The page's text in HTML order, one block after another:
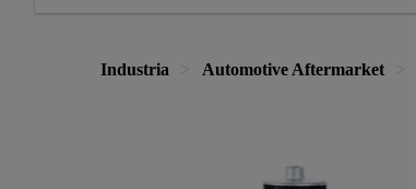
Industria Automotive Aftermarket